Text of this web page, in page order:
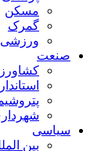
مسکن
گمرک
ورزشی
صنعت
سیاسی
بین